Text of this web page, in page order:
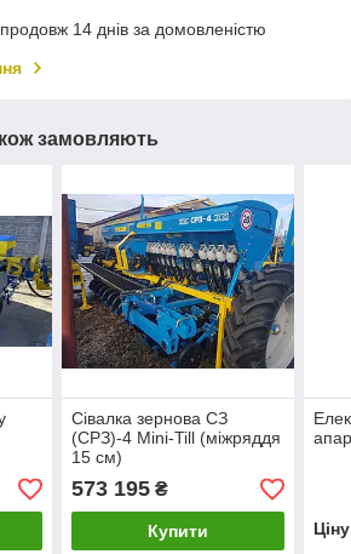
14 днів за домовленістю
замовляють
Сівалка зернова СЗ
(СРЗ)-4 Mini-Till (міжряддя
15 см)
573 195₴
Купити